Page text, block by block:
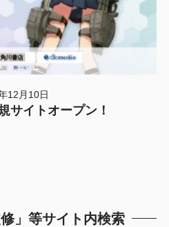
12月10日
サイトオープン！
修」等サイト内検索